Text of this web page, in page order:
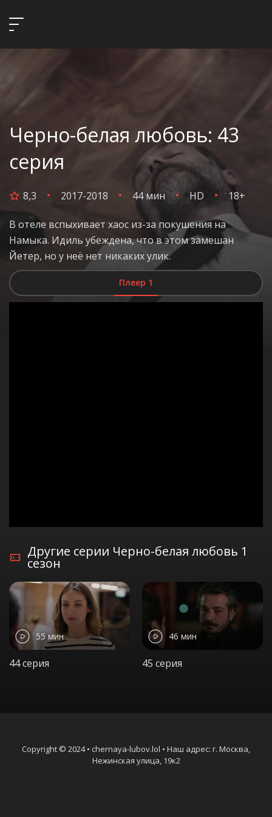
Черно-белая любовь: 43
серия
8,3 2017-2018 44 мин HD 18+
В отеле вспыхивает хаос из-за покушения на
Намыка. Идиль убеждена, что в этом замешан
Йетер, но у неё нет никаких улик.
Плеер 1
Другие серии Черно-белая любовь 1
сезон
55 мин
44 серия
46 мин
45 серия
Copyright © 2024 • chernaya-lubov.lol • Наш адрес: г. Москва,
Нежинская улица, 19к2